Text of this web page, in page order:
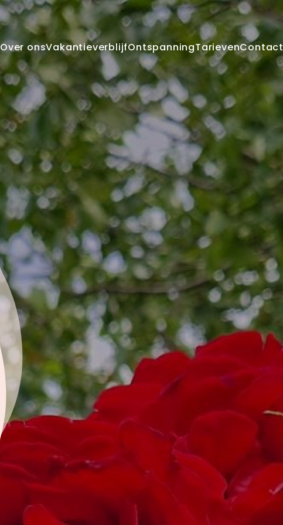
Over onsVakantieverblijfOntspanningTarievenContact